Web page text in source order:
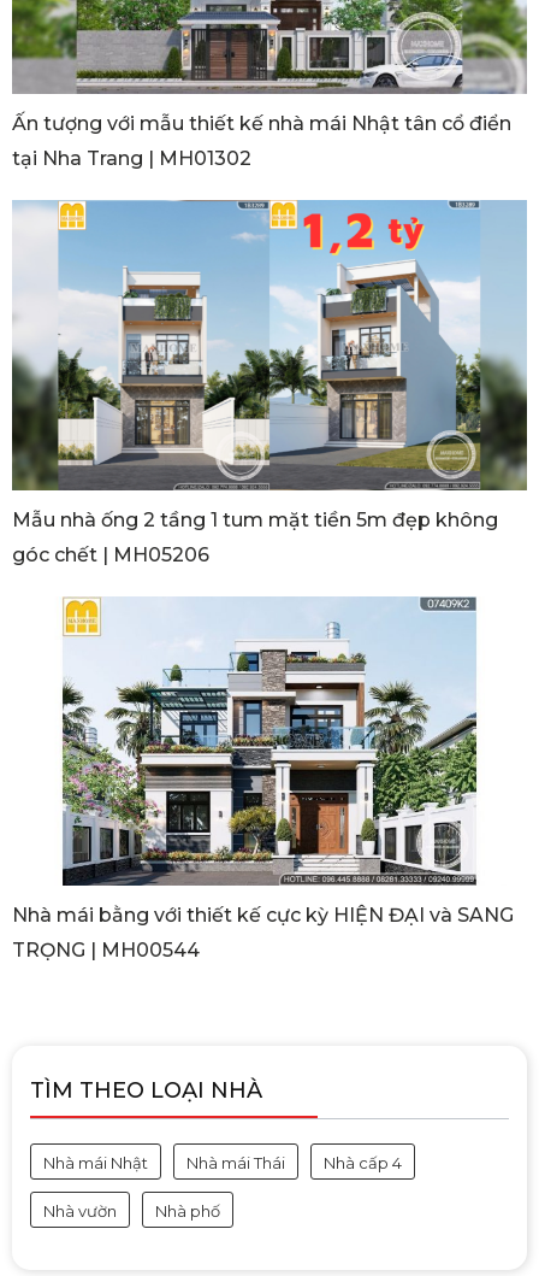
Ấn tượng với mẫu thiết kế nhà mái Nhật tân cổ điển
tại Nha Trang | MH01302
Mẫu nhà ống 2 tầng 1 tum mặt tiền 5m đẹp không
góc chết | MH05206
Nhà mái bằng với thiết kế cực kỳ HIỆN ĐẠI và SANG
TRỌNG | MH00544
TÌM THEO LOẠI NHÀ
Nhà mái Nhật Nhà mái Thái Nhà cấp 4
Nhà vườn Nhà phố